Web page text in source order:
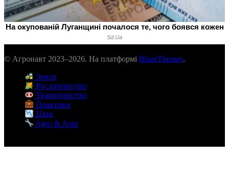
© Агронавт 2023–2026. На платформі BlazeThemes.
Земля
Рослинництво
Тваринництво
Практики
Ціни
Agro & Auto